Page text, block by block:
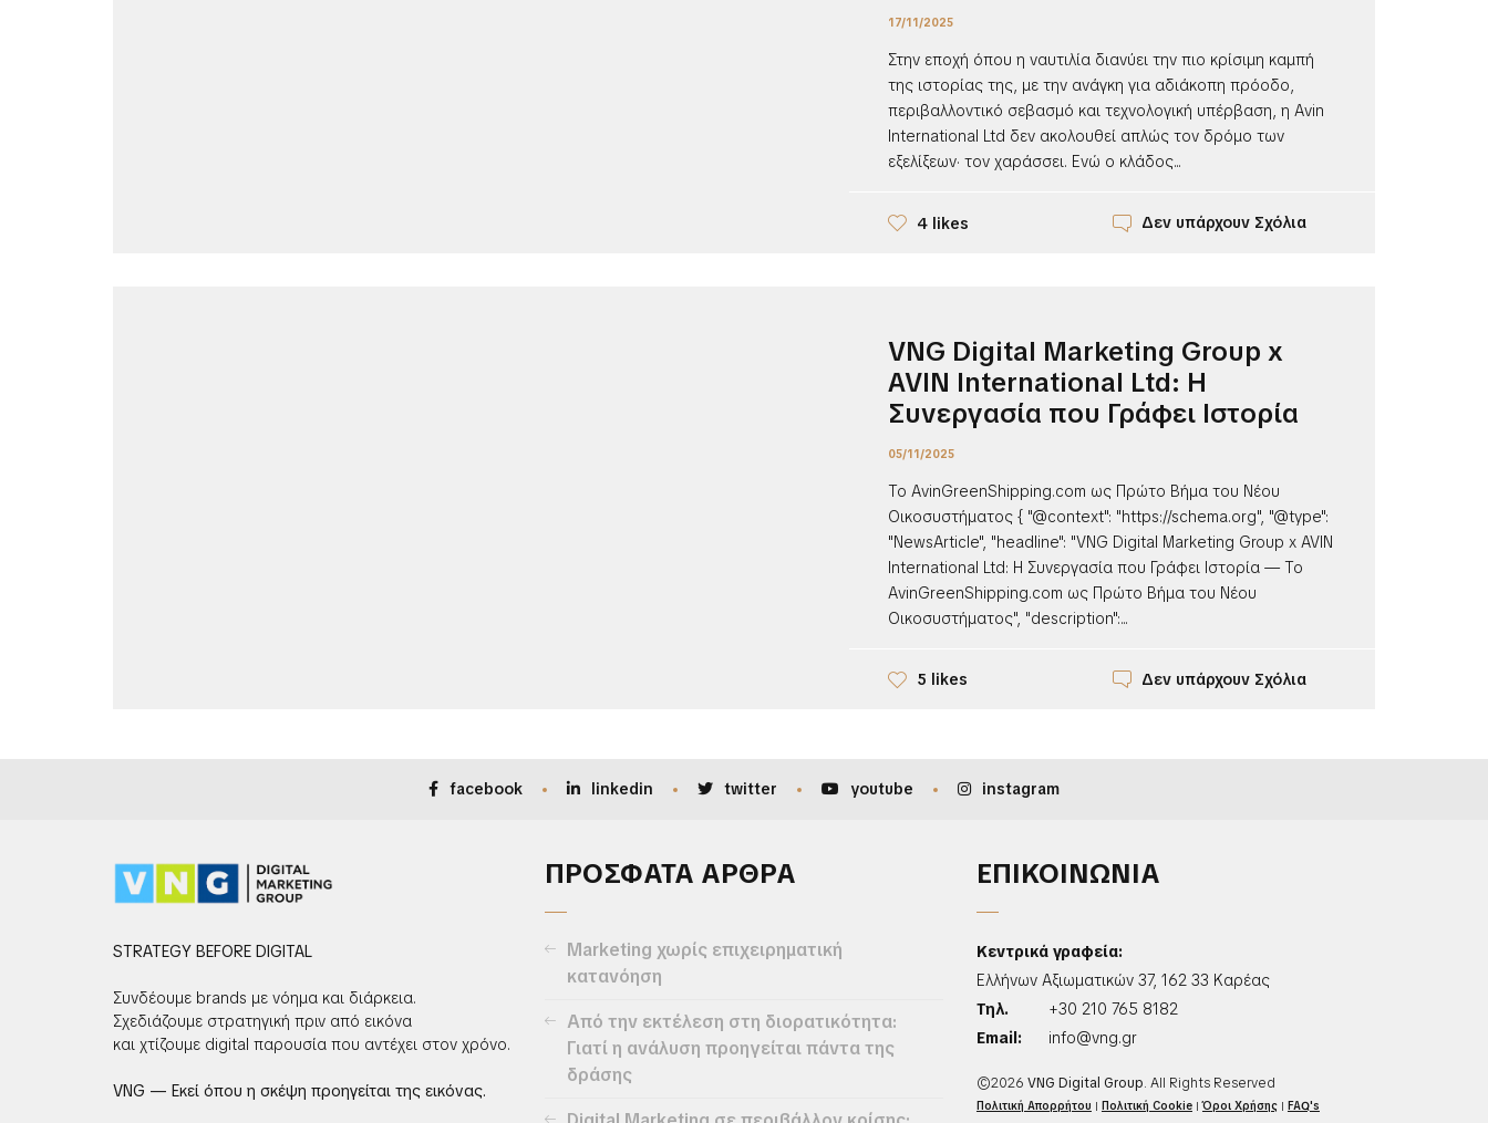
17/11/2025
Στην εποχή όπου η ναυτιλία διανύει την πιο κρίσιμη καμπή
της ιστορίας της, με την ανάγκη για αδιάκοπη πρόοδο,
περιβαλλοντικό σεβασμό και τεχνολογική υπέρβαση, η Avin
International Ltd δεν ακολουθεί απλώς τον δρόμο των
εξελίξεων· τον χαράσσει. Ενώ ο κλάδος...
4 likes Δεν υπάρχουν Σχόλια
VNG Digital Marketing Group x
AVIN International Ltd: Η
Συνεργασία που Γράφει Ιστορία
05/11/2025
Το AvinGreenShipping.com ως Πρώτο Βήμα του Νέου
Οικοσυστήματος { "@context": "https://schema.org", "@type":
"NewsArticle", "headline": "VNG Digital Marketing Group x AVIN
International Ltd: Η Συνεργασία που Γράφει Ιστορία — Το
AvinGreenShipping.com ως Πρώτο Βήμα του Νέου
Οικοσυστήματος", "description":...
5 likes Δεν υπάρχουν Σχόλια
facebook linkedin twitter youtube instagram
STRATEGY BEFORE DIGITAL
Συνδέουμε brands με νόημα και διάρκεια.
Σχεδιάζουμε στρατηγική πριν από εικόνα
και χτίζουμε digital παρουσία που αντέχει στον χρόνο.
VNG — Εκεί όπου η σκέψη προηγείται της εικόνας.
ΠΡΟΣΦΑΤΑ ΑΡΘΡΑ
Marketing χωρίς επιχειρηματική
κατανόηση
Από την εκτέλεση στη διορατικότητα:
Γιατί η ανάλυση προηγείται πάντα της
δράσης
ΕΠΙΚΟΙΝΩΝΙΑ
Κεντρικά γραφεία:
Ελλήνων Αξιωματικών 37, 162 33 Καρέας
Τηλ.
+30 210 765 8182
Email:
info@vng.gr
©2026 VNG Digital Group. All Rights Reserved
Πολιτική Απορρήτου | Πολιτική Cookie|Όροι Χρήσης| FAQ's